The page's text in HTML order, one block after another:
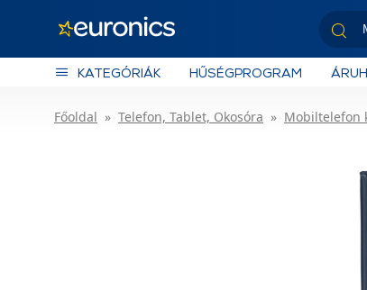
KATEGÓRIÁK HŰSÉGPROGRAM
Főoldal Telefon, Tablet, Okosóra Mobiltelefon